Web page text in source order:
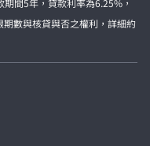
間5年，貸款利率為6.25%，
數與核貸與否之權利，詳細約